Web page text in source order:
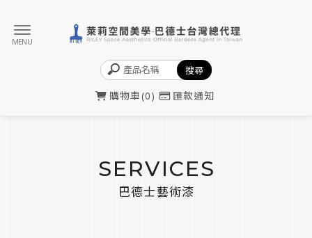
購物車 0 匯款通知
SERVICES
巴德士藝術漆